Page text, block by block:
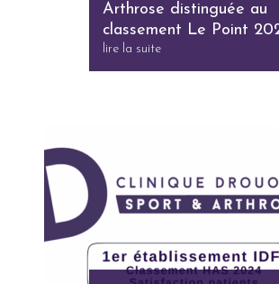
Arthrose distinguée au
classement Le Point
lire la suite